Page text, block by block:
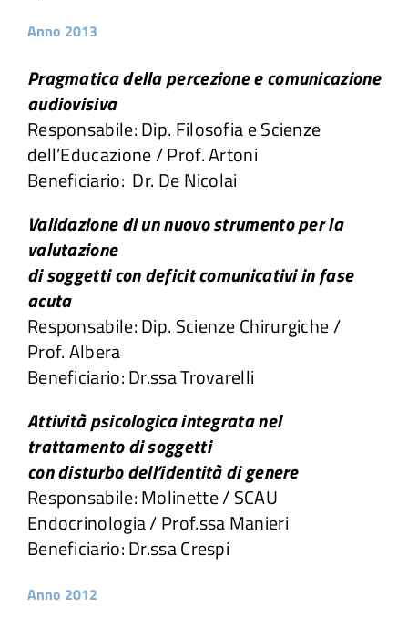
Anno 2013
Pragmatica della percezione e comunicazione
audiovisiva
Responsabile: Dip. Filosofia e Scienze
dell’Educazione / Prof. Artoni
Beneficiario: Dr. De Nicolai
Validazione di un nuovo strumento per la
valutazione
di soggetti con deficit comunicativi in fase
acuta
Responsabile: Dip. Scienze Chirurgiche /
Prof. Albera
Beneficiario: Dr.ssa Trovarelli
Attività psicologica integrata nel
trattamento di soggetti
con disturbo dell’identità di genere
Responsabile: Molinette / SCAU
Endocrinologia / Prof.ssa Manieri
Beneficiario: Dr.ssa Crespi
Anno 2012